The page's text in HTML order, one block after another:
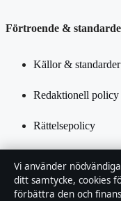
Förtroende &
Källor & standarder
Redaktionell policy
Rättelsepolicy
Integritetspolicy
Vi använder
ditt samtycke, cookies
förbättra den och